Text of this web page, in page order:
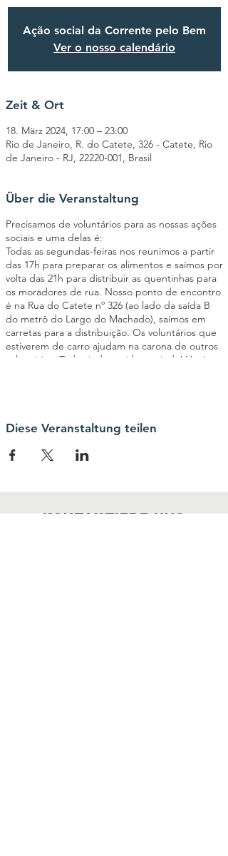
Ação social da Corrente pelo Bem
Ver o nosso calendário
Zeit & Ort
18. März 2024, 17:00 – 23:00
Rio de Janeiro, R. do Catete, 326 - Catete, Rio
de Janeiro - RJ, 22220-001, Brasil
Über die Veranstaltung
Precisamos de voluntários para as nossas ações
sociais e uma delas é:
Todas as segundas-feiras nos reunimos a partir
das 17h para preparar os alimentos e saímos por
volta das 21h para distribuir as quentinhas para
os moradores de rua. Nosso ponto de encontro
é na Rua do Catete nº 326 (ao lado da saída B
do metrô do Largo do Machado), saímos em
carretas para a distribuição. Os voluntários que
estiverem de carro ajudam na carona de outros
voluntários. Toda ajuda será bem-vinda! Você
elo da nossa Corrente pelo Bem!
Diese Veranstaltung teilen
kontaktiere uns